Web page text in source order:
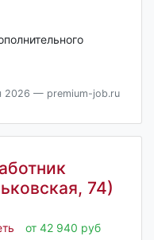
2026 — premium-job.ru
74)
от 42 940 руб